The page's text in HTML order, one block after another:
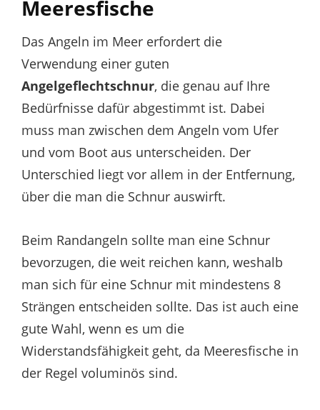
Meeresfische
Das Angeln im Meer erfordert die
Verwendung einer guten
Angelgeflechtschnur, die genau auf Ihre
Bedürfnisse dafür abgestimmt ist. Dabei
muss man zwischen dem Angeln vom Ufer
und vom Boot aus unterscheiden. Der
Unterschied liegt vor allem in der Entfernung,
über die man die Schnur auswirft.
Beim Randangeln sollte man eine Schnur
bevorzugen, die weit reichen kann, weshalb
man sich für eine Schnur mit mindestens 8
Strängen entscheiden sollte. Das ist auch eine
gute Wahl, wenn es um die
Widerstandsfähigkeit geht, da Meeresfische in
der Regel voluminös sind.